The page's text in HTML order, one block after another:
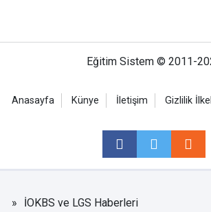
Eğitim Sistem © 2011-
Anasayfa Künye İletişim Gizlilik
İOKBS ve LGS Haberleri